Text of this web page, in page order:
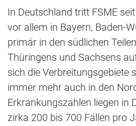
In Deutschland tritt FSME
vor allem in Bayern, Baden-
primär in den südlichen
Thüringens und Sachsens
sich die Verbreitungsgebiete
immer mehr auch in den
Erkrankungszahlen liegen in
zirka 200 bis 700 Fällen pro